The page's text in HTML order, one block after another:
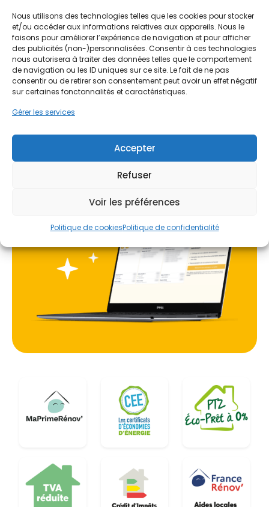
Nous utilisons des technologies telles que les cookies pour stocker
et/ou accéder aux informations relatives aux appareils. Nous le
faisons pour améliorer l’expérience de navigation et pour afficher
des publicités (non-)personnalisées. Consentir à ces technologies
nous autorisera à traiter des données telles que le comportement
de navigation ou les ID uniques sur ce site. Le fait de ne pas
consentir ou de retirer son consentement peut avoir un effet négatif
sur certaines fonctonnalités et caractéristiques.
Gérer les services
Accepter
Refuser
Voir les préférences
Politique de cookiesPolitique de confidentialité
La géographie de l'Essonne, traversée par les
vallées de l'Orge et de l'Essonne, présente une
mixité urbaine et rurale unique. Des zones
densément peuplées comme Évry-
Courcouronnes ou Massy cohabitent avec des
espaces plus verdoyants autour de Palaiseau et
du pôle scientifique de Saclay. Cette diversité
implique des besoins en chauffage différents.
Que ce soit pour rénover une maison meulière
récent à Sainte-Geneviève-des-Bois, la pompe à
chaleur s'impose comme la solution de chauffage
la plus pertinente pour allier économies d'énergie
et respect de l'environnement.
Ne passez pas à côté de vos
aides !
Faites vite, les budgets
MaPrimeRénov' sont annuels et
limités. Les dossiers sont traités
Contactez-nous maintenant
pour maximiser vos aides !